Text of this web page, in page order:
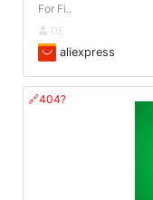
For Fi..
DE
aliexpress
🔗404?